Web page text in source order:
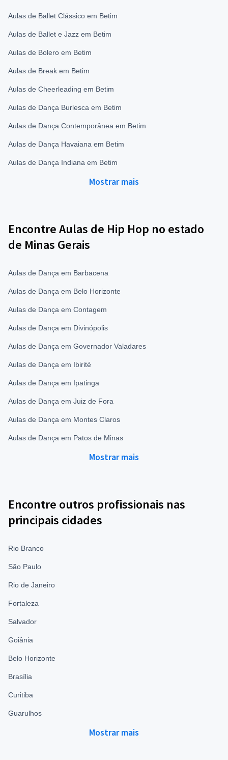
Aulas de Ballet Clássico em Betim
Aulas de Ballet e Jazz em Betim
Aulas de Bolero em Betim
Aulas de Break em Betim
Aulas de Cheerleading em Betim
Aulas de Dança Burlesca em Betim
Aulas de Dança Contemporânea em Betim
Aulas de Dança Havaiana em Betim
Aulas de Dança Indiana em Betim
Mostrar mais
Encontre Aulas de Hip Hop no estado
de Minas Gerais
Aulas de Dança em Barbacena
Aulas de Dança em Belo Horizonte
Aulas de Dança em Contagem
Aulas de Dança em Divinópolis
Aulas de Dança em Governador Valadares
Aulas de Dança em Ibirité
Aulas de Dança em Ipatinga
Aulas de Dança em Juiz de Fora
Aulas de Dança em Montes Claros
Aulas de Dança em Patos de Minas
Mostrar mais
Encontre outros profissionais nas
principais cidades
Rio Branco
São Paulo
Rio de Janeiro
Fortaleza
Salvador
Goiânia
Belo Horizonte
Brasília
Curitiba
Guarulhos
Mostrar mais